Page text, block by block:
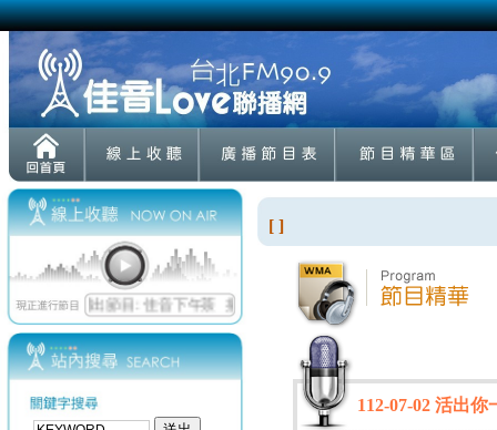
[ ]
112-07-02 活出你